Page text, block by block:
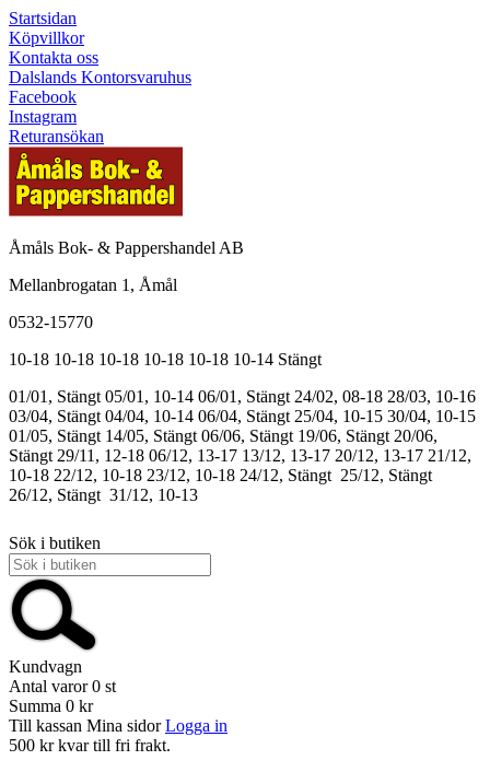
Startsidan
Köpvillkor
Kontakta oss
Dalslands Kontorsvaruhus
Facebook
Instagram
Returansökan
Åmåls Bok- & Pappershandel AB
Mellanbrogatan 1, Åmål
0532-15770
10-18 10-18 10-18 10-18 10-18 10-14 Stängt
01/01, Stängt 05/01, 10-14 06/01, Stängt 24/02, 08-18 28/03, 10-16
03/04, Stängt 04/04, 10-14 06/04, Stängt 25/04, 10-15 30/04, 10-15
01/05, Stängt 14/05, Stängt 06/06, Stängt 19/06, Stängt 20/06,
Stängt 29/11, 12-18 06/12, 13-17 13/12, 13-17 20/12, 13-17 21/12,
10-18 22/12, 10-18 23/12, 10-18 24/12, Stängt 25/12, Stängt
26/12, Stängt 31/12, 10-13
Sök i butiken
Kundvagn
Antal varor 0 st
Summa 0 kr
Till kassan Mina sidor Logga in
500 kr kvar till fri frakt.